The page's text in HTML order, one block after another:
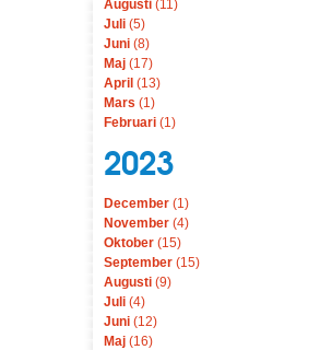
Augusti (11)
Juli (5)
Juni (8)
Maj (17)
April (13)
Mars (1)
Februari (1)
2023
December (1)
November (4)
Oktober (15)
September (15)
Augusti (9)
Juli (4)
Juni (12)
Maj (16)